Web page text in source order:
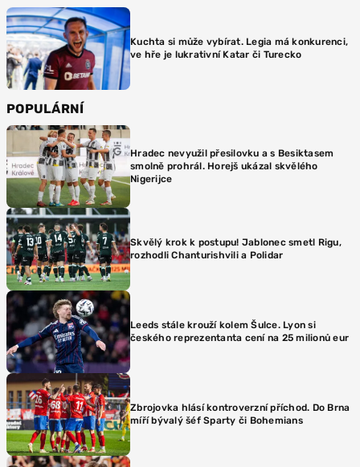
Kuchta si může vybírat. Legia má konkurenci,
ve hře je lukrativní Katar či Turecko
POPULÁRNÍ
Hradec nevyužil přesilovku a s Besiktasem
smolně prohrál. Horejš ukázal skvělého
Nigerijce
Skvělý krok k postupu! Jablonec smetl Rigu,
rozhodli Chanturishvili a Polidar
Leeds stále krouží kolem Šulce. Lyon si
českého reprezentanta cení na 25 milionů eur
Zbrojovka hlásí kontroverzní příchod. Do Brna
míří bývalý šéf Sparty či Bohemians